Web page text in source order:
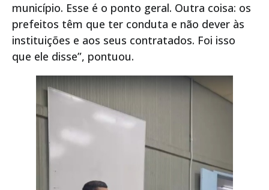
município. Esse é o ponto geral. Outra coisa: os
prefeitos têm que ter conduta e não dever às
instituições e aos seus contratados. Foi isso
que ele disse”, pontuou.